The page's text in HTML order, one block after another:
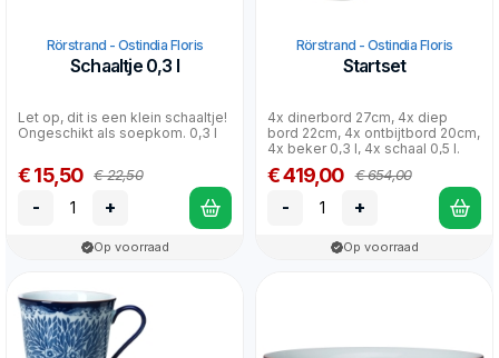
Rörstrand - Ostindia Floris
Schaaltje 0,3 l
Let op, dit is een klein schaaltje!
Ongeschikt als soepkom. 0,3 l
€ 15,50 € 22,50
- +
Op voorraad
Rörstrand - Ostindia Floris
Startset
4x dinerbord 27cm, 4x diep
bord 22cm, 4x ontbijtbord 20cm,
4x beker 0,3 l, 4x schaal 0,5 l.
€ 419,00 € 654,00
- +
Op voorraad